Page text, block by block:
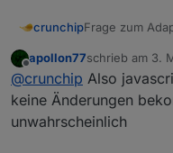
crunchipFrage zum
Im
jsonl hatte ich
geschrieben,
von 15% auf
Nun ist mir
habe ich
15% bemerkt.
Backitup, jarvis
apollon77schrieb am 3.
zuletzt editiert
@crunchip Also
keine Änderungen
unwahrscheinlich